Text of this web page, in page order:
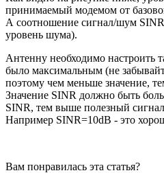
принимаемый модемом от
А соотношение сигнал/шум
уровень шума).
Антенну необходимо настроить
было максимальным (не
поэтому чем меньше значение,
Значение SINR должно быть
SINR, тем выше полезный
Например SINR=10dB - это
Вам понравилась эта статья?